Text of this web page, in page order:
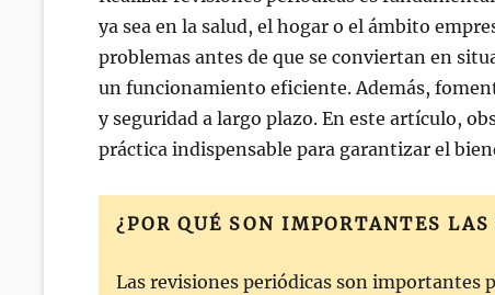
ya sea en la salud, el hogar o el ámbito
problemas antes de que se conviertan en
un funcionamiento eficiente. Además,
y seguridad a largo plazo. En este artículo,
práctica indispensable para garantizar el
¿POR QUÉ SON IMPORTANTES
Las revisiones periódicas son importantes